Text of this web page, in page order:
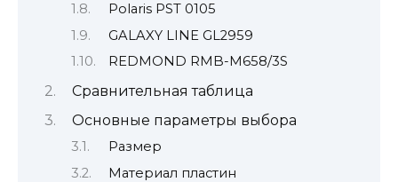
Polaris PST 0105
GALAXY LINE GL2959
REDMOND RMB-M658/3S
Сравнительная таблица
Основные параметры выбора
Размер
Материал пластин